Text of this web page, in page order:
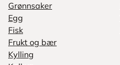
Grønnsaker
Egg
Fisk
Frukt og bær
Kylling